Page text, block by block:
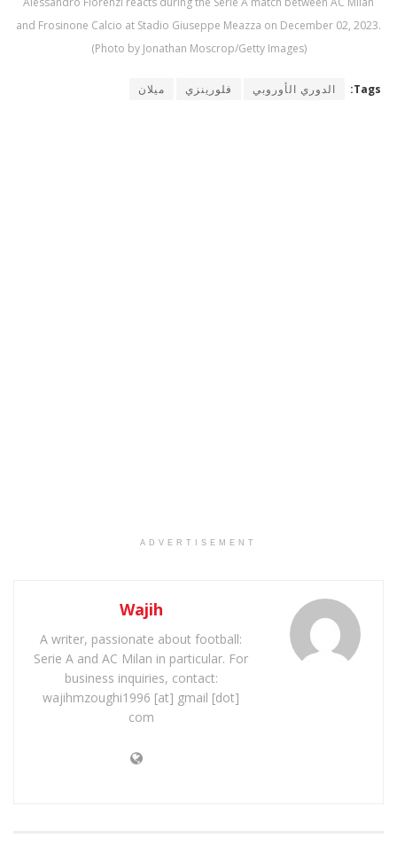
and Frosinone Calcio at Stadio Giuseppe Meazza on December 02, 2023.
(Photo by Jonathan Moscrop/Getty Images)
Tags: الدوري الأوروبي فلورينزي ميلان
ADVERTISEMENT
Wajih
A writer, passionate about football:
Serie A and AC Milan in particular. For
business inquiries, contact:
wajihmzoughi1996 [at] gmail [dot]
com